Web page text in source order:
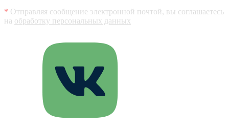
* Отправляя сообщение электронной почтой, вы соглашаетесь
на обработку персональных данных